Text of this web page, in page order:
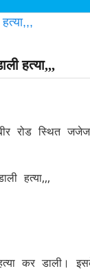
हत्या,,,
रोड स्थित
हत्या,,,
कर डाली।